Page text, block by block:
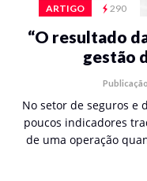
ARTIGO 290
“O resultado
gestão
Publicação
No setor de seguros e
poucos indicadores
de uma operação